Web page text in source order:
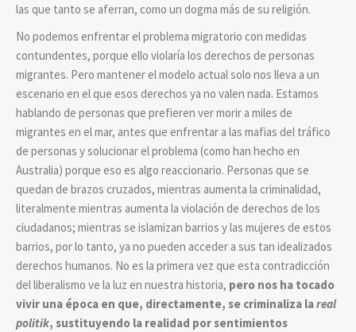
las que tanto se aferran, como un dogma más de su religión.
No podemos enfrentar el problema migratorio con medidas
contundentes, porque ello violaría los derechos de personas
migrantes. Pero mantener el modelo actual solo nos lleva a un
escenario en el que esos derechos ya no valen nada. Estamos
hablando de personas que prefieren ver morir a miles de
migrantes en el mar, antes que enfrentar a las mafias del tráfico
de personas y solucionar el problema (como han hecho en
Australia) porque eso es algo reaccionario. Personas que se
quedan de brazos cruzados, mientras aumenta la criminalidad,
literalmente mientras aumenta la violación de derechos de los
ciudadanos; mientras se islamizan barrios y las mujeres de estos
barrios, por lo tanto, ya no pueden acceder a sus tan idealizados
derechos humanos. No es la primera vez que esta contradicción
del liberalismo ve la luz en nuestra historia, pero nos ha tocado
vivir una época en que, directamente, se criminaliza lareal
politik, sustituyendo la realidad por sentimientos